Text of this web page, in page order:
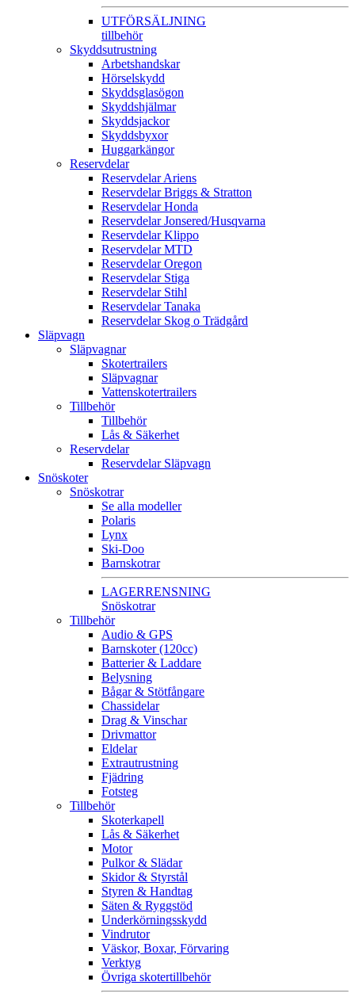
UTFÖRSÄLJNING
tillbehör
Skyddsutrustning
Arbetshandskar
Hörselskydd
Skyddsglasögon
Skyddshjälmar
Skyddsjackor
Skyddsbyxor
Huggarkängor
Reservdelar
Reservdelar Ariens
Reservdelar Briggs & Stratton
Reservdelar Honda
Reservdelar Jonsered/Husqvarna
Reservdelar Klippo
Reservdelar MTD
Reservdelar Oregon
Reservdelar Stiga
Reservdelar Stihl
Reservdelar Tanaka
Reservdelar Skog o Trädgård
Släpvagn
Släpvagnar
Skotertrailers
Släpvagnar
Vattenskotertrailers
Tillbehör
Tillbehör
Lås & Säkerhet
Reservdelar
Reservdelar Släpvagn
Snöskoter
Snöskotrar
Se alla modeller
Polaris
Lynx
Ski-Doo
Barnskotrar
LAGERRENSNING
Snöskotrar
Tillbehör
Audio & GPS
Barnskoter (120cc)
Batterier & Laddare
Belysning
Bågar & Stötfångare
Chassidelar
Drag & Vinschar
Drivmattor
Eldelar
Extrautrustning
Fjädring
Fotsteg
Tillbehör
Skoterkapell
Lås & Säkerhet
Motor
Pulkor & Slädar
Skidor & Styrstål
Styren & Handtag
Säten & Ryggstöd
Underkörningsskydd
Vindrutor
Väskor, Boxar, Förvaring
Verktyg
Övriga skotertillbehör